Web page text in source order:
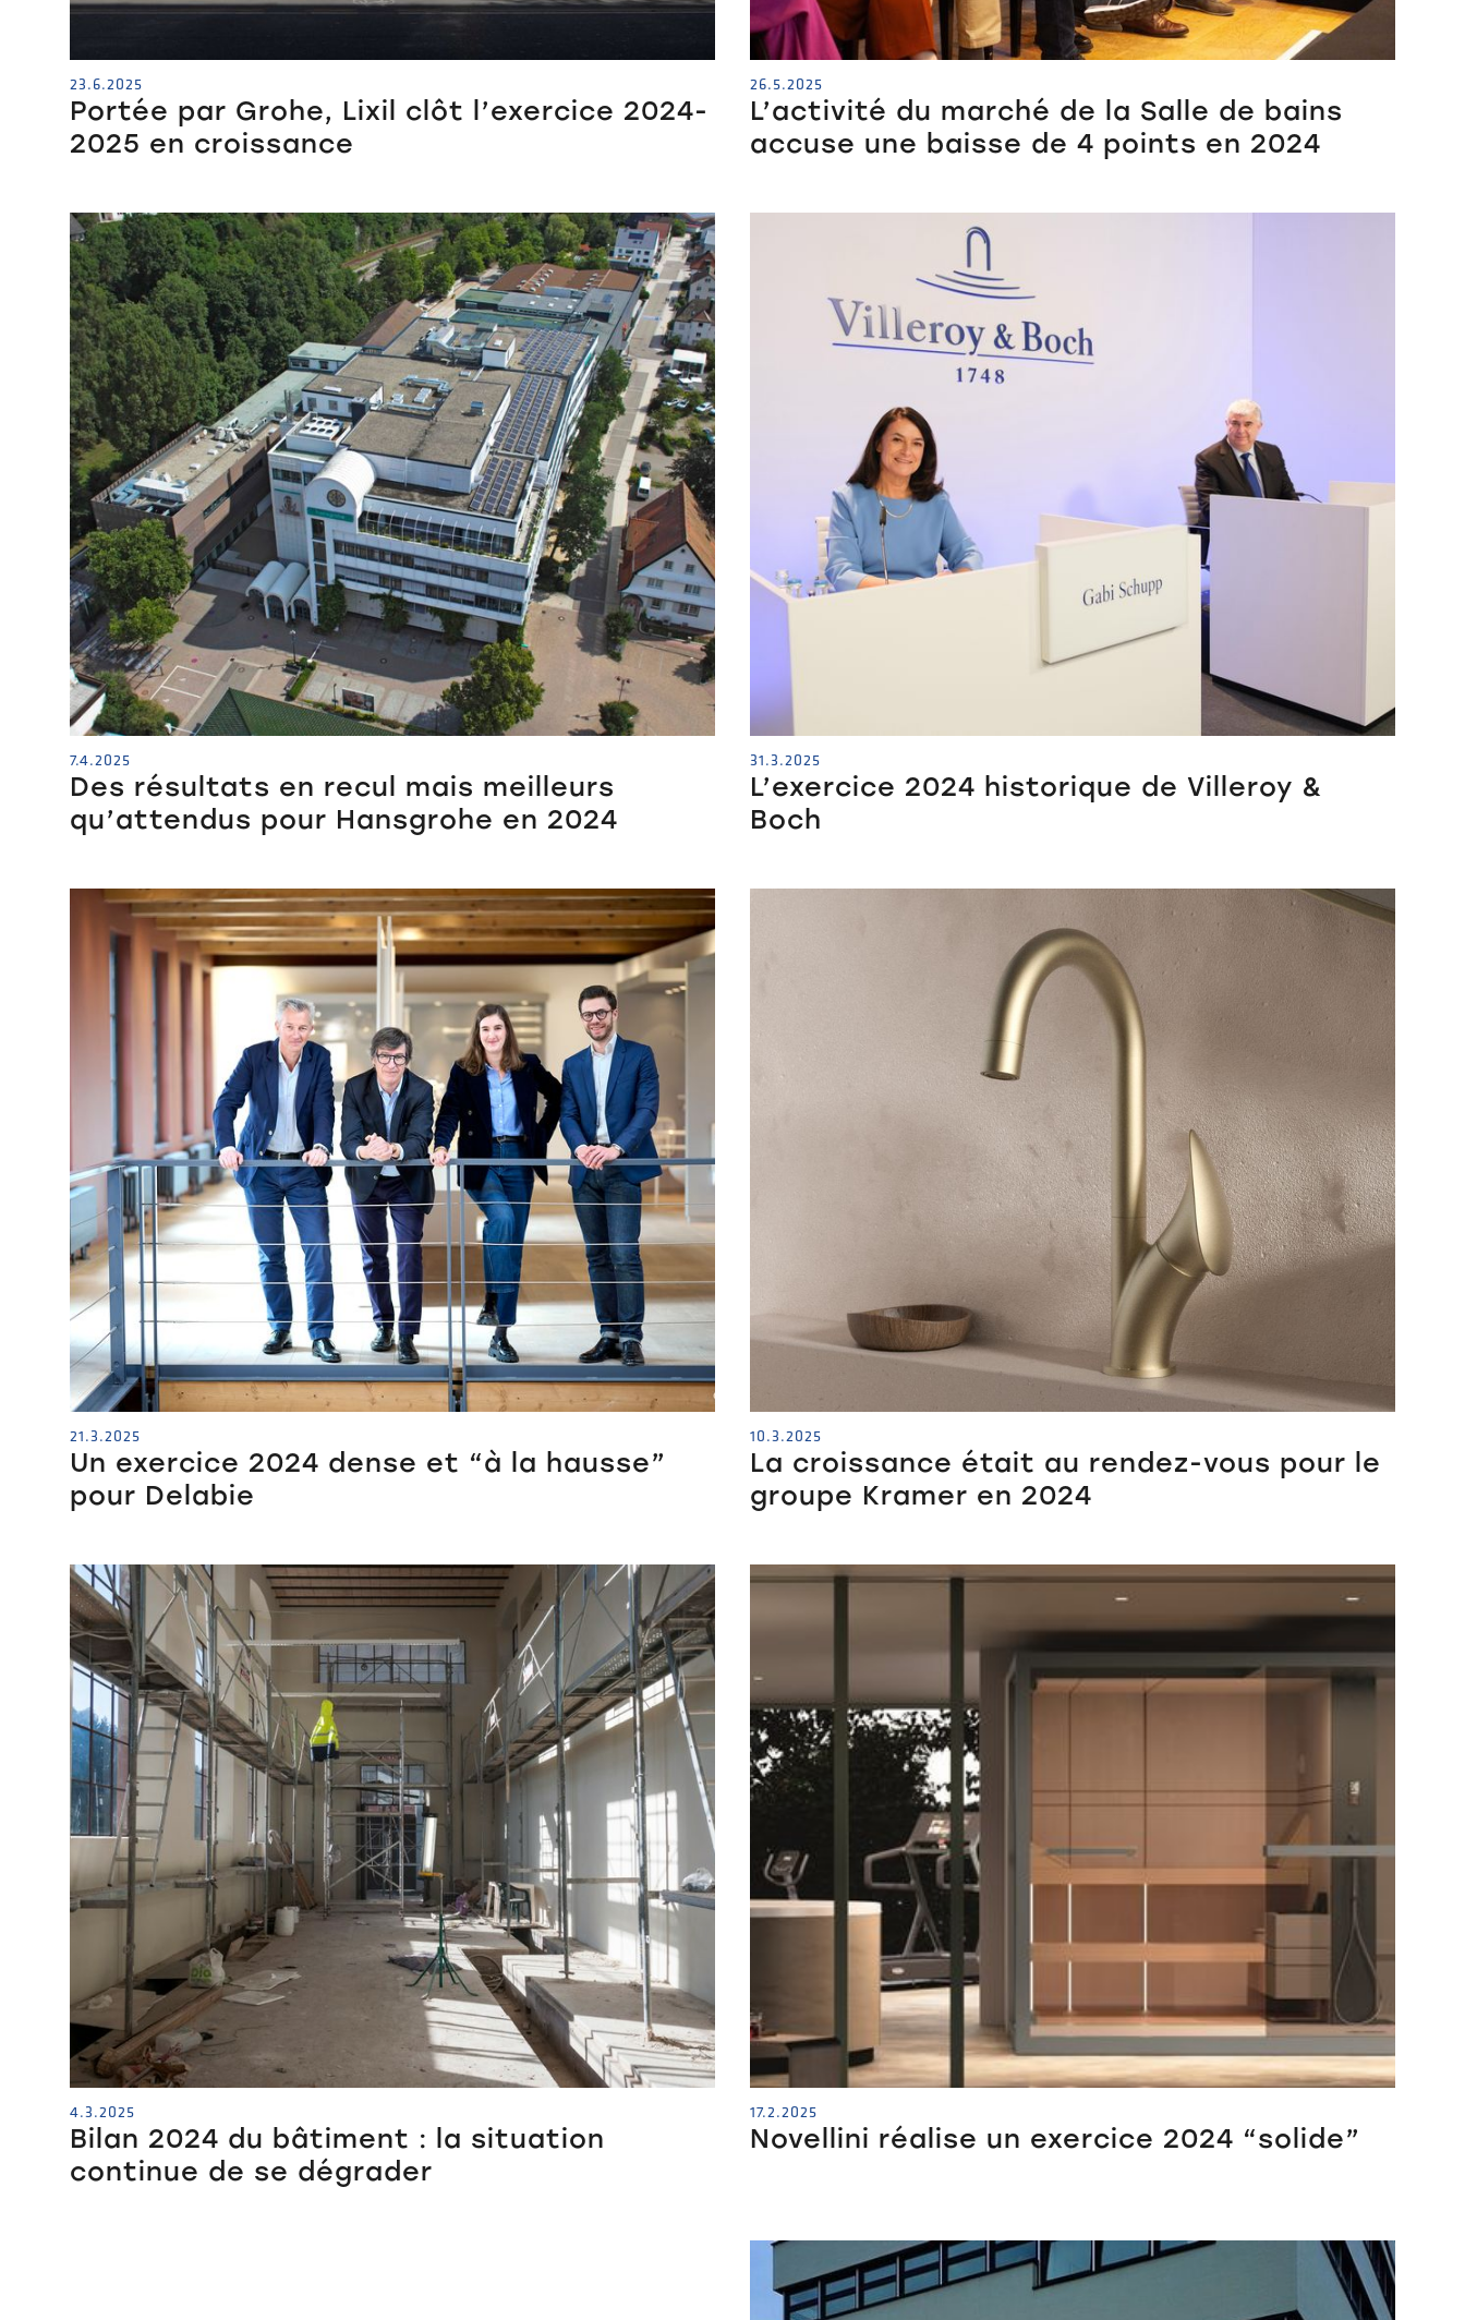
23.6.2025
Portée par Grohe, Lixil clôt l’exercice 2024-
2025 en croissance
26.5.2025
L’activité du marché de la Salle de bains
accuse une baisse de 4 points en 2024
7.4.2025
Des résultats en recul mais meilleurs
qu’attendus pour Hansgrohe en 2024
31.3.2025
L’exercice 2024 historique de Villeroy &
Boch
21.3.2025
Un exercice 2024 dense et “à la hausse”
pour Delabie
10.3.2025
La croissance était au rendez-vous pour le
groupe Kramer en 2024
4.3.2025
Bilan 2024 du bâtiment : la situation
continue de se dégrader
17.2.2025
Novellini réalise un exercice 2024 “solide”